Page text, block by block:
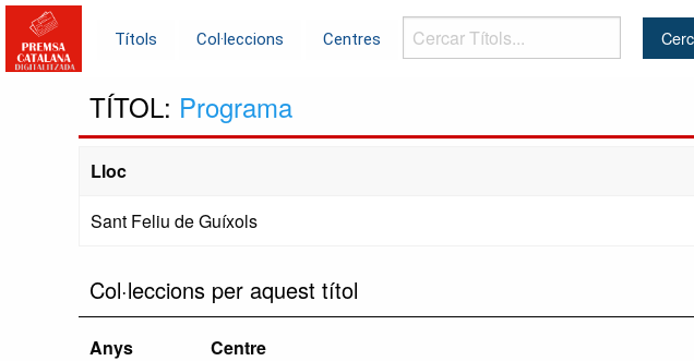
Títols Col·leccions Centres
Cercar
Títols...
TÍTOL: Programa
Lloc
Sant Feliu de Guíxols
Col·leccions per aquest títol
Anys Centre